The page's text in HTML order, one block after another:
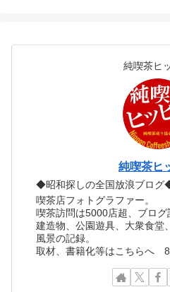
純喫茶ヒ
純喫茶ヒ
◆昭和探しの全国放浪ブロ
喫茶店フォトグラファー。
喫茶訪問は5000店超、ブログ
建造物、公園遊具、大衆食堂
風景の記録。
取材、書籍化等はこちらへ